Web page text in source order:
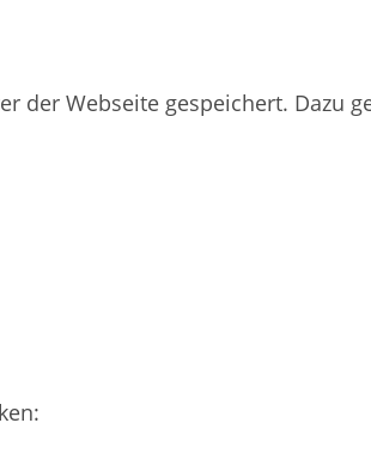
der Webseite gespeichert. Dazu